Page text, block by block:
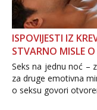
ISPOVIJESTI IZ
STVARNO MISLE
Seks na jednu noć –
za druge emotivna
o seksu govori
dalje izaziva burne